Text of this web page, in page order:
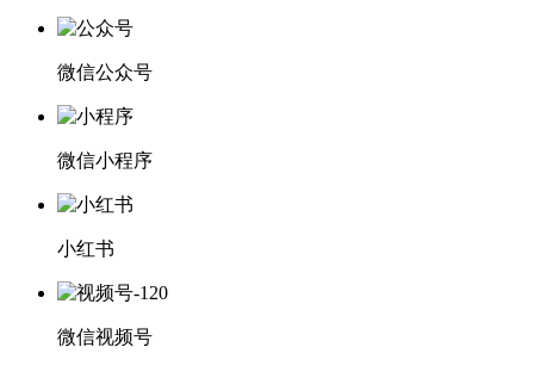
微信公众号
微信小程序
小红书
微信视频号